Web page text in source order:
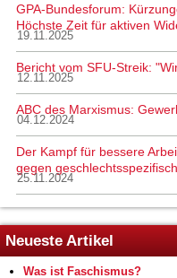
GPA-Bundesforum:
Höchste Zeit für aktiven
19.11.2025
Bericht vom SFU-Streik:
12.11.2025
ABC des Marxismus:
04.12.2024
Der Kampf für bessere
gegen
25.11.2024
Neueste Artikel
Was ist Faschismus?